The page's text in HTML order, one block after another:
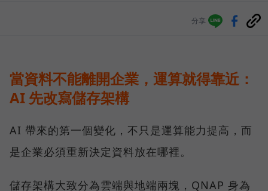
分享
當資料不能離開企業，運算就得靠近：
AI 先改寫儲存架構
AI 帶來的第一個變化，不只是運算能力提高，而
是企業必須重新決定資料放在哪裡。
儲存架構大致分為雲端與地端兩塊，QNAP 身為